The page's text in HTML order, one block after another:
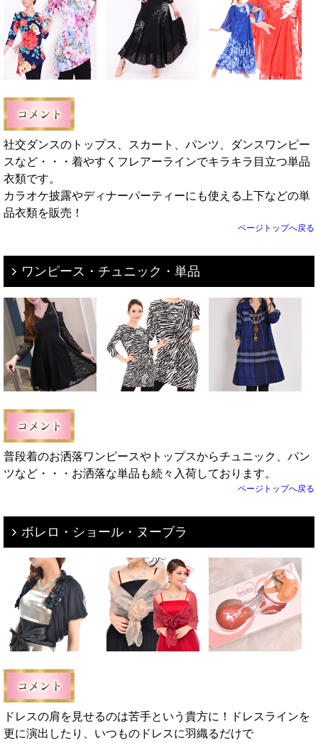
社交ダンスのトップス、スカート、パンツ、ダンスワンピー
スなど・・・着やすくフレアーラインでキラキラ目立つ単品
衣類です。
カラオケ披露やディナーパーティーにも使える上下などの単
品衣類を販売！
ページトップへ戻る
ワンピース・チュニック・単品
普段着のお洒落ワンピースやトップスからチュニック、パン
ツなど・・・お洒落な単品も続々入荷しております。
ページトップへ戻る
ボレロ・ショール・ヌーブラ
ドレスの肩を見せるのは苦手という貴方に！ドレスラインを
更に演出したり、いつものドレスに羽織るだけで